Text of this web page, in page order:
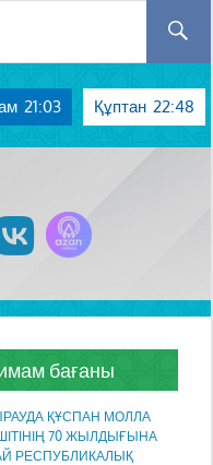
21:03 Құптан 22:48
vk
бағаны
ҚҰСПАН МОЛЛА
70 ЖЫЛДЫҒЫНА
РЕСПУБЛИКАЛЫҚ